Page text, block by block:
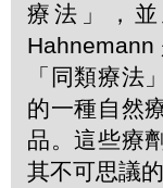
療法」，
Hahnemann
「同類療法
的一種自然
品。這些療
其不可思議